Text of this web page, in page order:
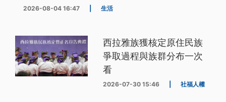
2026-08-04 16:47 生活
西拉雅族獲核定原住民族
爭取過程與族群分布一次
看
2026-07-30 15:46 社福人權